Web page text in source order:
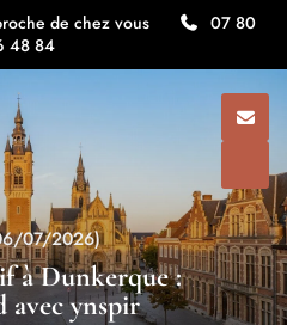
de chez vous
07 80
48 84
07/2026)
à Dunkerque :
avec ynspir